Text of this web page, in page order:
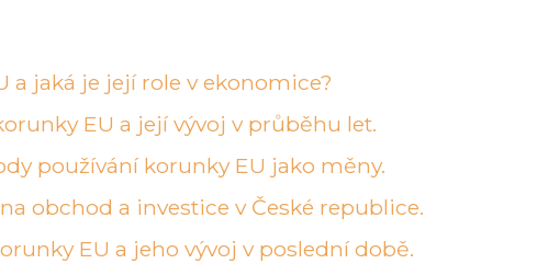
a jaká je její role v ekonomice?
EU a její vývoj v průběhu let.
používání korunky EU jako měny.
obchod a investice v České republice.
EU a jeho vývoj v poslední době.